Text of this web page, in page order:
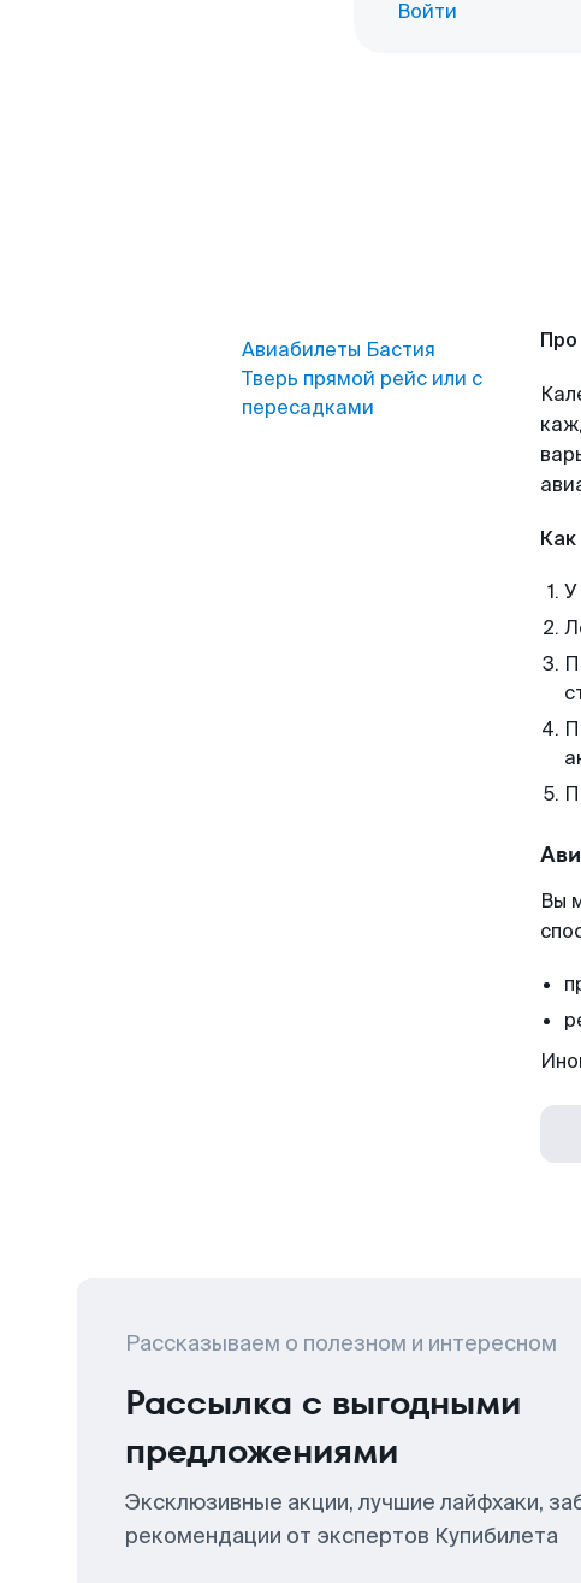
Войти
Авиабилеты Бастия
Тверь прямой рейс или с
пересадками
У
Вы
Рассказываем о полезном и интересном
Рассылка с выгодными
предложениями
Эксклюзивные акции, лучшие лайфхаки,
рекомендации от экспертов Купибилета